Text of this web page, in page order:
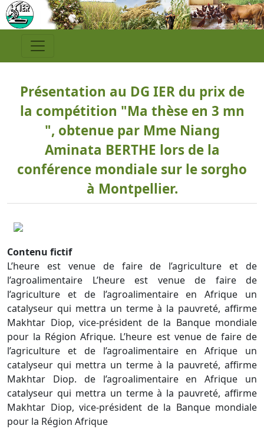
Présentation au DG IER du prix de
la compétition "Ma thèse en 3 mn
", obtenue par Mme Niang
Aminata BERTHE lors de la
conférence mondiale sur le sorgho
à Montpellier.
Contenu fictif
L’heure est venue de faire de l’agriculture et de
l’agroalimentaire L’heure est venue de faire de
l’agriculture et de l’agroalimentaire en Afrique un
catalyseur qui mettra un terme à la pauvreté, affirme
Makhtar Diop, vice-président de la Banque mondiale
pour la Région Afrique. L’heure est venue de faire de
l’agriculture et de l’agroalimentaire en Afrique un
catalyseur qui mettra un terme à la pauvreté, affirme
Makhtar Diop. de l’agroalimentaire en Afrique un
catalyseur qui mettra un terme à la pauvreté, affirme
Makhtar Diop, vice-président de la Banque mondiale
pour la Région Afrique